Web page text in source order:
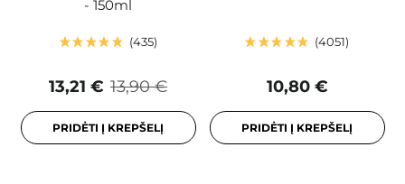
- 150ml
435
13,90 €
13,21 €
PRIDĖTI Į KREPŠELĮ
4051
10,80 €
PRIDĖTI Į KREPŠELĮ